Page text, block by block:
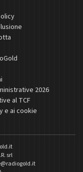
2026
al TCF
e ai cookie
srl